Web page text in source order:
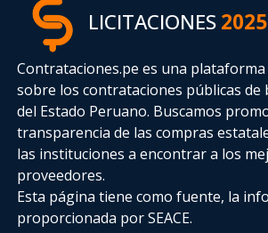
LICITACIONES2025
Contrataciones.pe es una
sobre los contrataciones públicas de
del Estado Peruano. Buscamos
transparencia de las compras
las instituciones a encontrar a los
proveedores.
Esta página tiene como fuente, la
proporcionada por SEACE.